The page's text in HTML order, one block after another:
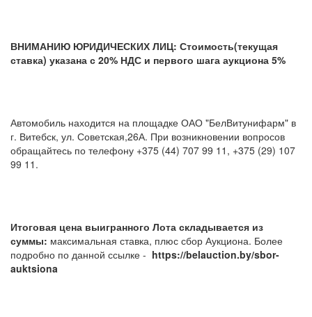
ВНИМАНИЮ ЮРИДИЧЕСКИХ ЛИЦ: Стоимость(текущая
ставка) указана с 20% НДС и первого шага аукциона 5%
Автомобиль находится на площадке ОАО "БелВитунифарм" в
г. Витебск, ул. Советская,26А. При возникновении вопросов
обращайтесь по телефону +375 (44) 707 99 11, +375 (29) 107
99 11.
Итоговая цена выигранного Лота складывается из
суммы: максимальная ставка, плюс сбор Аукциона. Более
подробно по данной ссылке - https://belauction.by/sbor-
auktsiona